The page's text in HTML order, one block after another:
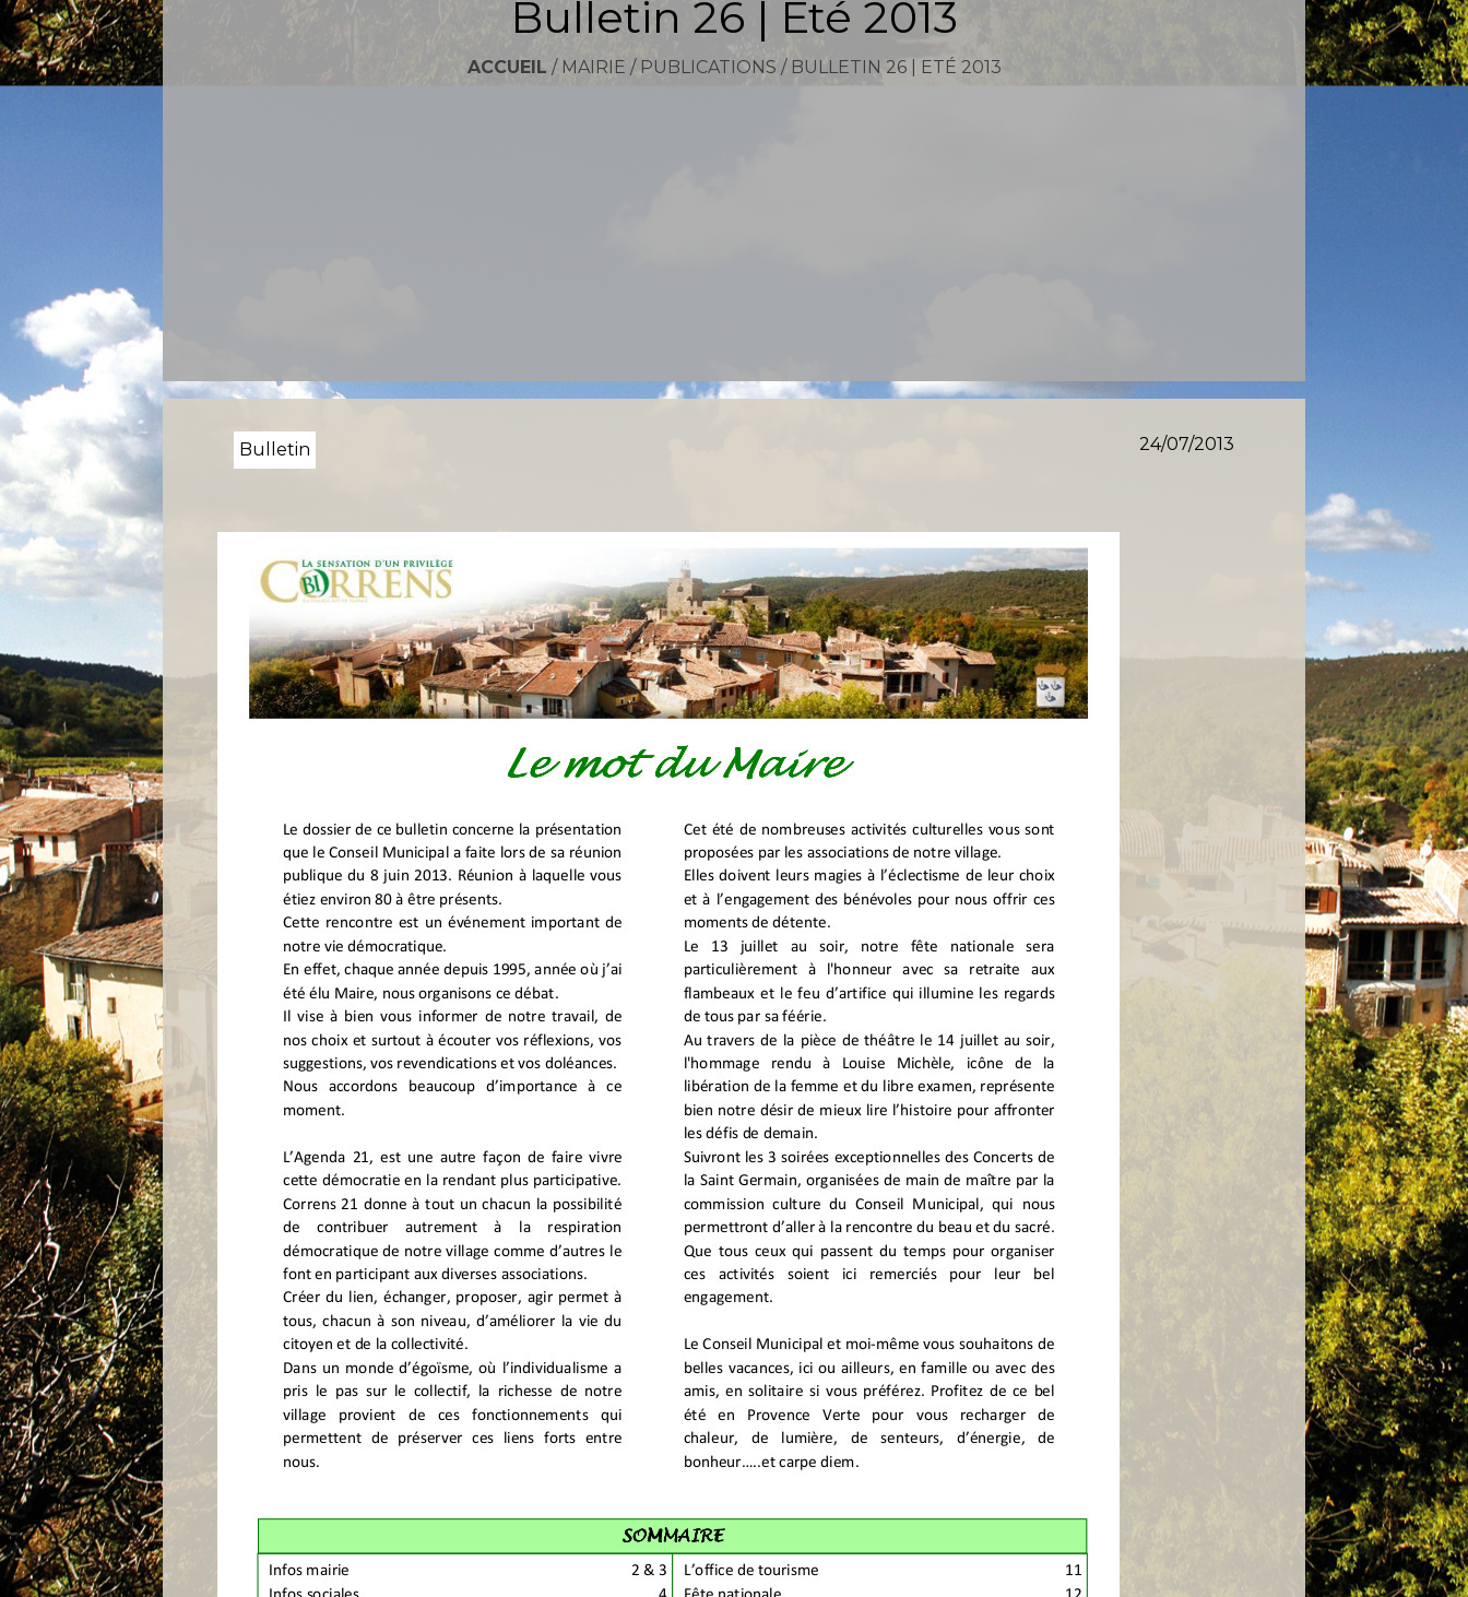
Bulletin 26 | Eté 2013
ACCUEIL / MAIRIE / PUBLICATIONS / BULLETIN 26 | ETÉ 2013
Bulletin 24/07/2013